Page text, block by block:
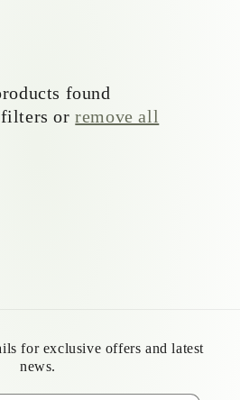
found
filters orremove all
for exclusive offers and latest
news.